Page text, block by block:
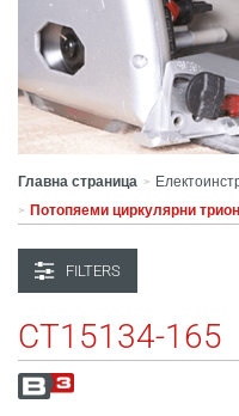
Главна страница >
> Потопяеми циркулярни
FILTERS
CT15134-165